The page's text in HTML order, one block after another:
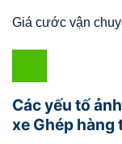
Giá cước vận
Các yếu tố
xe Ghép hàng